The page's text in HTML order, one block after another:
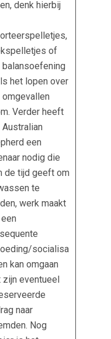
denk hierbij
of
balansoefening
het lopen over
omgevallen
Verder heeft
Australian
een
nodig die
de tijd geeft om
te
werk maakt
socialisa
kan omgaan
zijn eventueel
naar
Nog